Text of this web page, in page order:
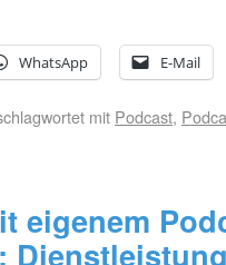
WhatsApp E-Mail
mit Podcast,
eigenem